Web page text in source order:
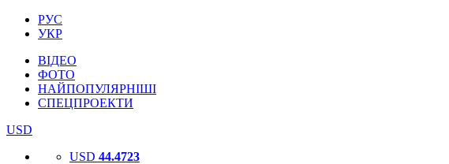
РУС
УКР
ВІДЕО
ФОТО
НАЙПОПУЛЯРНІШІ
СПЕЦПРОЕКТИ
USD
USD 44.4723